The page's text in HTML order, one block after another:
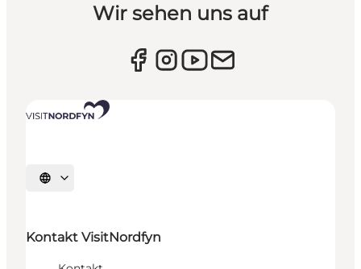
Wir sehen uns auf
Sprache auswählen
Kontakt VisitNordfyn